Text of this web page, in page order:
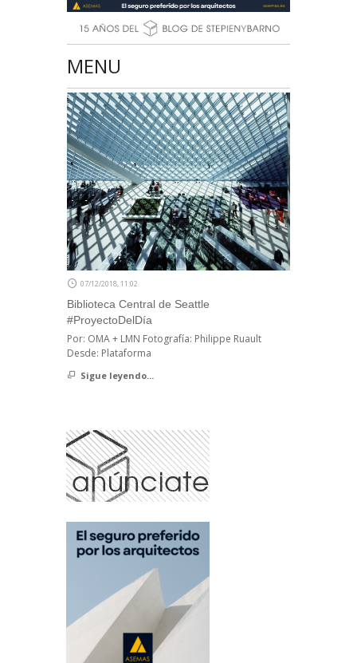
MENU
07/12/2018, 11:02
Biblioteca Central de Seattle
#ProyectoDelDía
Por: OMA + LMN Fotografía: Philippe Ruault
Desde: Plataforma
Sigue leyendo...